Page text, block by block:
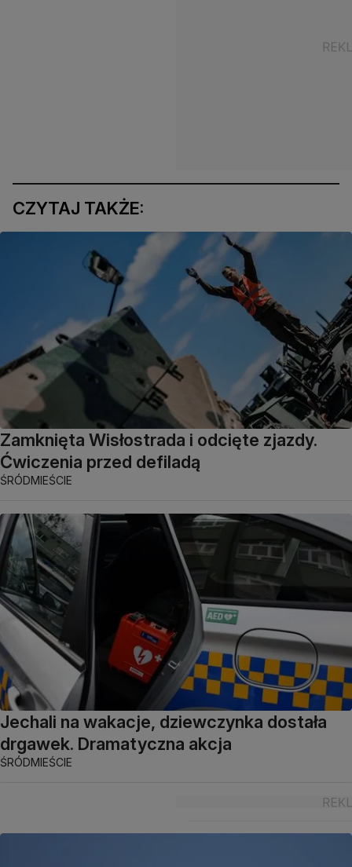
CZYTAJ TAKŻE:
Zamknięta Wisłostrada i odcięte zjazdy.
Ćwiczenia przed defiladą
ŚRÓDMIEŚCIE
Jechali na wakacje, dziewczynka dostała
drgawek. Dramatyczna akcja
ŚRÓDMIEŚCIE